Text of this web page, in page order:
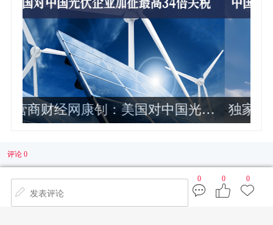
独家：中国联通2024年各省公司政企
评论 0
0 0 0